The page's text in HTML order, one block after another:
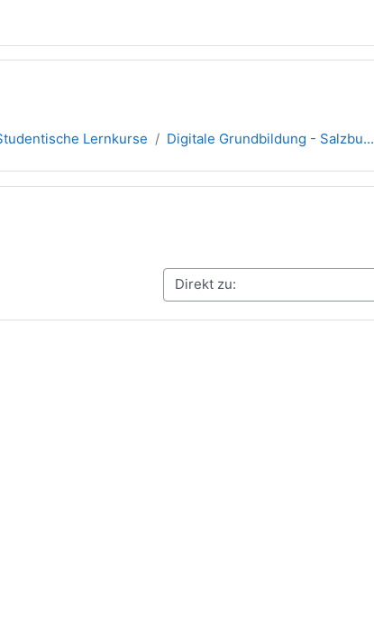
Lernkurse Digitale Grundbildung - Salzbu...